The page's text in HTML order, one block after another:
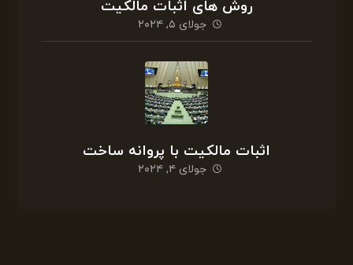
روش های اثبات مالکیت
جولای ۵, ۲۰۲۴
اثبات مالکیت با پروانه ساخت
جولای ۴, ۲۰۲۴